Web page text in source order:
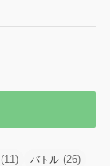
(11) バトル (26)